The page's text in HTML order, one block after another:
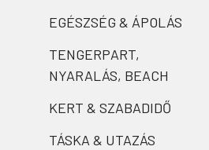
EGÉSZSÉG & ÁPOLÁS
TENGERPART,
NYARALÁS, BEACH
KERT & SZABADIDŐ
TÁSKA & UTAZÁS